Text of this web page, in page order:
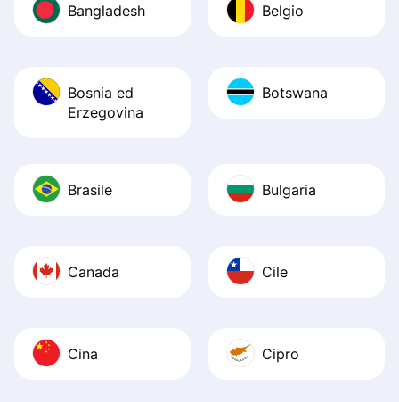
Bangladesh Belgio
Bosnia ed
Erzegovina
Botswana
Brasile Bulgaria
Canada Cile
Cina Cipro